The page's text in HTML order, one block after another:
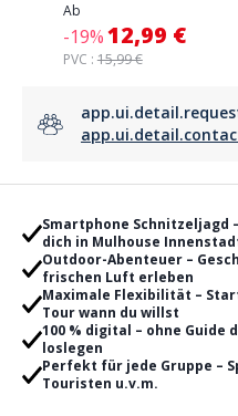
Ab
-19%12,99 €
PVC : 15,99 €
Smartphone Schnitzeljagd
dich in Mulhouse
Outdoor-Abenteuer –
frischen Luft erleben
Maximale Flexibilität –
Tour wann du willst
100 % digital – ohne Guide
loslegen
Perfekt für jede Gruppe –
Touristen u.v.m.